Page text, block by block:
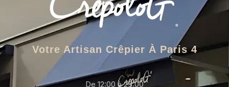
Votre Artisan Crêpier À Paris 4
De 12:00 à 23:00